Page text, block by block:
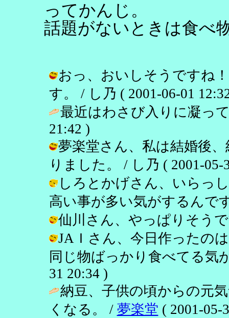
ってかんじ。
話題がないときは食べ
おっ、おいしそうですね
す。 / し乃 ( 2001-06-01
最近はわさび入りに凝っ
21:42 )
夢楽堂さん、私は結婚後
りました。 / し乃 ( 2001-05-
しろとかげさん、いらっ
高い事が多い気がするんで
仙川さん、やっぱりそう
JAＩさん、今日作ったの
同じ物ばっかり食べてる気
31 20:34 )
納豆、子供の頃からの元
くなる。 / 夢楽堂 ( 2001-05-